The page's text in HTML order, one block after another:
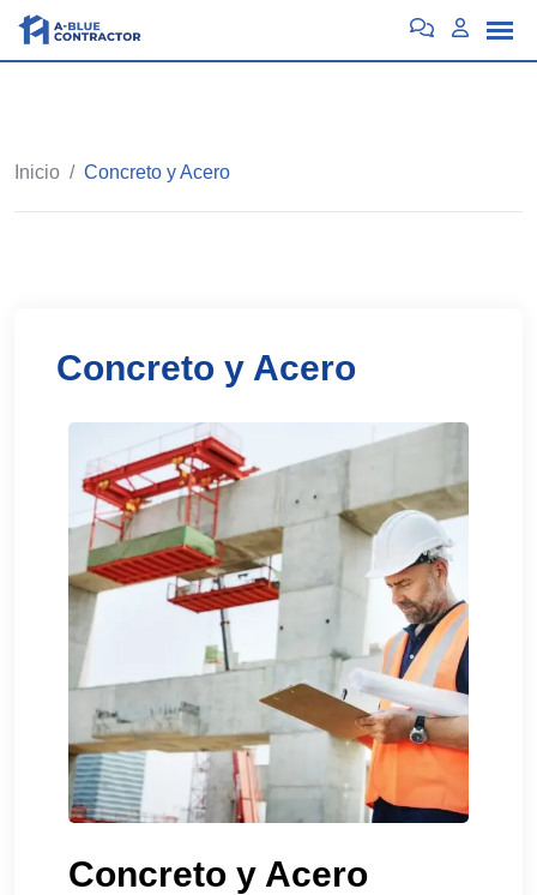
Inicio / Concreto y Acero
Concreto y Acero
Concreto y Acero